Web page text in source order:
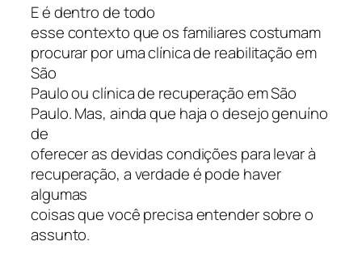
E é dentro de todo
esse contexto que os familiares costumam
procurar por uma clínica de reabilitação em
São
Paulo ou clínica de recuperação em São
Paulo. Mas, ainda que haja o desejo genuíno
de
oferecer as devidas condições para levar à
recuperação, a verdade é pode haver
algumas
coisas que você precisa entender sobre o
assunto.